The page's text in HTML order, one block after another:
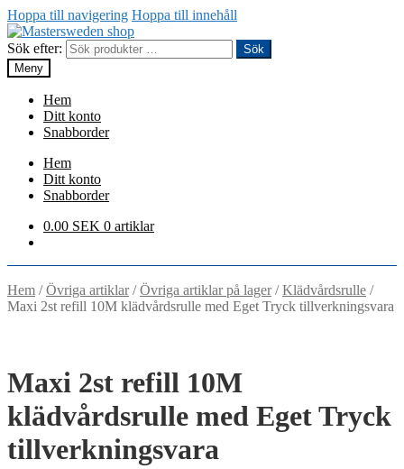
Hoppa till navigering Hoppa till innehåll
Sök efter:
Sök
Meny
Hem
Ditt konto
Snabborder
Hem
Ditt konto
Snabborder
0.00 SEK 0 artiklar
Hem /Övriga artiklar/Övriga artiklar på lager/Klädvårdsrulle /
Maxi 2st refill 10M klädvårdsrulle med Eget Tryck tillverkningsvara
Maxi 2st refill 10M
klädvårdsrulle med Eget Tryck
tillverkningsvara